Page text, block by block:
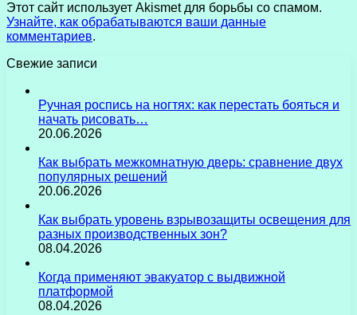
Этот сайт использует Akismet для борьбы со спамом.
Узнайте, как обрабатываются ваши данные
комментариев.
Свежие записи
Ручная роспись на ногтях: как перестать бояться и
начать рисовать…
20.06.2026
Как выбрать межкомнатную дверь: сравнение двух
популярных решений
20.06.2026
Как выбрать уровень взрывозащиты освещения для
разных производственных зон?
08.04.2026
Когда применяют эвакуатор с выдвижной
платформой
08.04.2026